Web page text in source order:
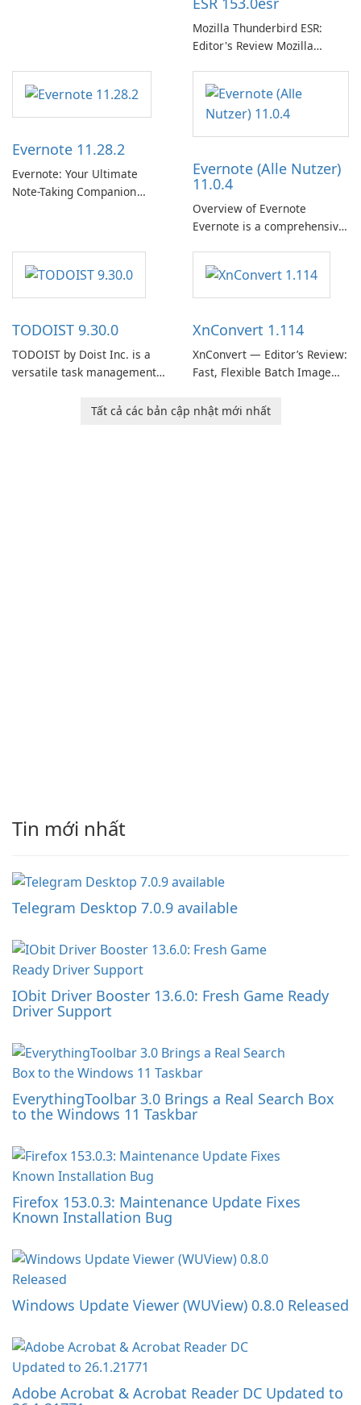
Mozilla Thunderbird ESR:
Editor's Review Mozilla
Support Release) is the long-
term support channel of the
Thunderbird desktop email
client designed for
need predictable …
Evernote 11.28.2
Evernote: Your Ultimate
Note-Taking Companion
helps users capture ideas,
organize to-do lists, and keep
track of important
Evernote (Alle Nutzer)
11.0.4
Overview of Evernote
Evernote is a comprehensive
software designed to help
users capture, organize, and
access information across
TODOIST 9.30.0
TODOIST by Doist Inc. is a
versatile task management
individuals and teams
XnConvert 1.114
XnConvert — Editor’s Review:
Fast, Flexible Batch Image
macOS and Linux XnConvert
Tất cả các bản cập nhật mới nhất
Tin mới nhất
Telegram Desktop 7.0.9 available
IObit Driver Booster 13.6.0: Fresh Game Ready
Driver Support
EverythingToolbar 3.0 Brings a Real Search Box
to the Windows 11 Taskbar
Firefox 153.0.3: Maintenance Update Fixes
Known Installation Bug
Windows Update Viewer (WUView) 0.8.0 Released
Adobe Acrobat & Acrobat Reader DC Updated to